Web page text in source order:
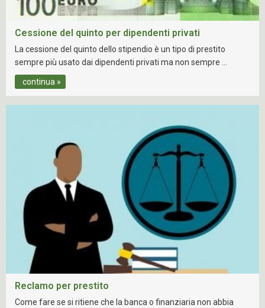
Cessione del quinto per dipendenti privati
La cessione del quinto dello stipendio è un tipo di prestito
sempre più usato dai dipendenti privati ma non sempre …
continua »
Reclamo per prestito
Come fare se si ritiene che la banca o finanziaria non abbia